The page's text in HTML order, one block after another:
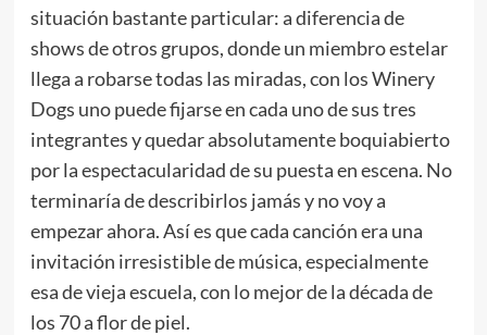
situación bastante particular: a diferencia de
shows de otros grupos, donde un miembro estelar
llega a robarse todas las miradas, con los Winery
Dogs uno puede fijarse en cada uno de sus tres
integrantes y quedar absolutamente boquiabierto
por la espectacularidad de su puesta en escena. No
terminaría de describirlos jamás y no voy a
empezar ahora. Así es que cada canción era una
invitación irresistible de música, especialmente
esa de vieja escuela, con lo mejor de la década de
los 70 a flor de piel.